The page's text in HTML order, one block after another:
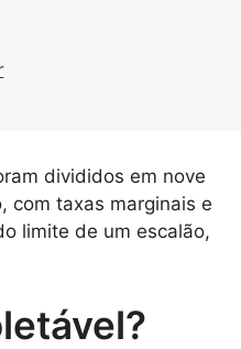
divididos em nove
com taxas marginais e
limite de um escalão,